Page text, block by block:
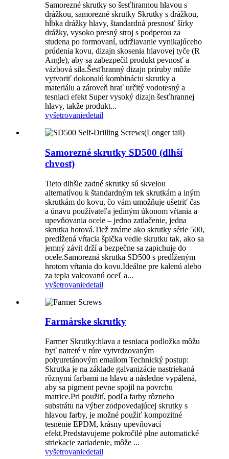
Samorezné skrutky so šesťhrannou hlavou s
drážkou, samorezné skrutky Skrutky s drážkou,
hĺbka drážky hlavy, štandardná presnosť šírky
drážky, vysoko presný stroj s podperou za
studena po formovaní, udržiavanie vynikajúceho
prúdenia kovu, dizajn skosenia hlavovej tyče (R
Angle), aby sa zabezpečil produkt pevnosť a
väzbová sila.Šesťhranný dizajn príruby môže
vytvoriť dokonalú kombináciu skrutky a
materiálu a zároveň hrať určitý vodotesný a
tesniaci efekt Super vysoký dizajn šesťhrannej
hlavy, takže produkt...
vyšetrovaniedetail
Samorezné skrutky SD500 (dlhší
chvost)
Tieto dlhšie zadné skrutky sú skvelou
alternatívou k štandardným tek skrutkám a iným
skrutkám do kovu, čo vám umožňuje ušetriť čas
a únavu používateľa jediným úkonom vŕtania a
upevňovania ocele – jedno zatlačenie, jedna
skrutka hotová.Tiež známe ako skrutky série 500,
predĺžená vŕtacia špička vedie skrutku tak, ako sa
jemný závit drží a bezpečne sa zapichuje do
ocele.Samorezná skrutka SD500 s predĺženým
hrotom vŕtania do kovu.Ideálne pre kalenú alebo
za tepla valcovanú oceľ a...
vyšetrovaniedetail
Farmárske skrutky
Farmer Skrutky:hlava a tesniaca podložka môžu
byť natreté v rúre vytvrdzovaným
polyuretánovým emailom Technický postup:
Skrutka je na základe galvanizácie nastriekaná
rôznymi farbami na hlavu a následne vypálená,
aby sa pigment pevne spojil na povrchu
matrice.Pri použití, podľa farby rôzneho
substrátu na výber zodpovedajúcej skrutky s
hlavou farby, je možné použiť kompozitné
tesnenie EPDM, krásny upevňovací
efekt.Predstavujeme pokročilé plne automatické
striekacie zariadenie, môže ...
vyšetrovaniedetail